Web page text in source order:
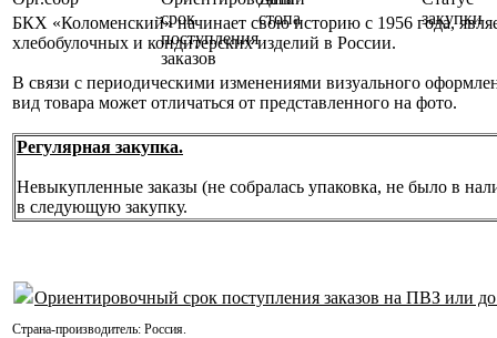
БКХ «Коломенский» начинает свою историю с 1956 года,
хлебобулочных и кондитерских изделий в России.
В связи с периодическими изменениями визуального
вид товара может отличаться от представленного на фото.
Регулярная закупка.
Невыкупленные заказы (не собралась упаковка, не было в
в следующую закупку.
Ориентировочный срок поступления заказов на ПВЗ или
Страна-производитель: Россия.